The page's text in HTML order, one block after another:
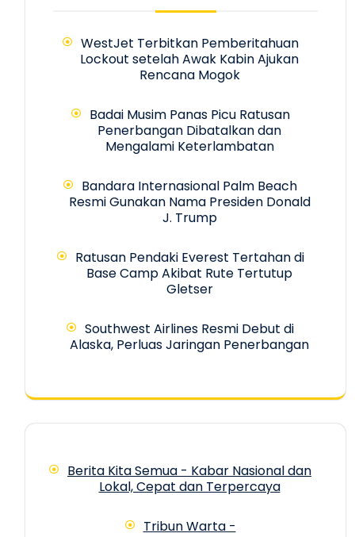
WestJet Terbitkan Pemberitahuan
Lockout setelah Awak Kabin Ajukan
Rencana Mogok
Badai Musim Panas Picu Ratusan
Penerbangan Dibatalkan dan
Mengalami Keterlambatan
Bandara Internasional Palm Beach
Resmi Gunakan Nama Presiden Donald
J. Trump
Ratusan Pendaki Everest Tertahan di
Base Camp Akibat Rute Tertutup
Gletser
Southwest Airlines Resmi Debut di
Alaska, Perluas Jaringan Penerbangan
Berita Kita Semua - Kabar Nasional dan
Lokal, Cepat dan Terpercaya
Tribun Warta -